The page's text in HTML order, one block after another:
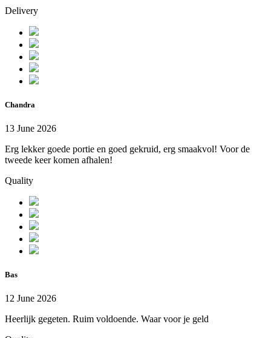
Delivery
Chandra
13 June 2026
Erg lekker goede portie en goed gekruid, erg smaakvol! Voor de
tweede keer komen afhalen!
Quality
Bas
12 June 2026
Heerlijk gegeten. Ruim voldoende. Waar voor je geld